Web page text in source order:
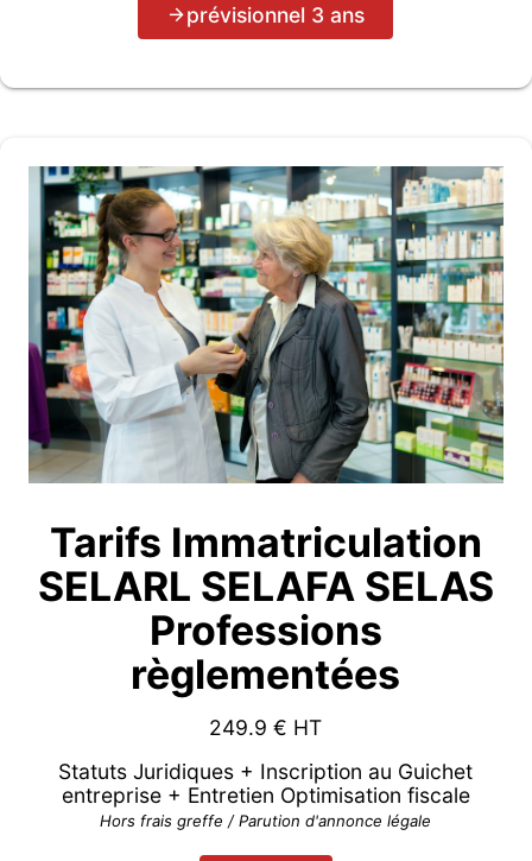
prévisionnel 3 ans
Tarifs Immatriculation
SELARL SELAFA SELAS
Professions
règlementées
249.9 € HT
Statuts Juridiques + Inscription au Guichet
entreprise + Entretien Optimisation fiscale
Hors frais greffe / Parution d'annonce légale